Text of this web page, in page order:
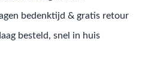
bedenktijd & gratis retour
besteld, snel in huis